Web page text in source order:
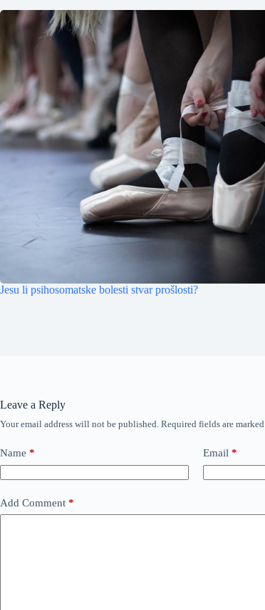
Jesu li psihosomatske bolesti stvar prošlosti?
Leave a Reply
Your email address will not be published. Required fields are marked
Name * Email *
Add Comment *